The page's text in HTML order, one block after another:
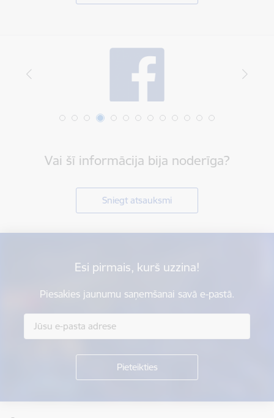
Vai šī informācija bija noderīga?
Sniegt atsauksmi
Esi pirmais, kurš uzzina!
Piesakies jaunumu saņemšanai savā e-pastā.